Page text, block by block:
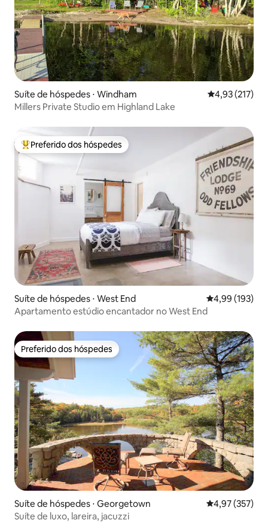
Suíte de hóspedes ⋅ Windham 4,93 de uma
4,93 (217)
Millers Private Studio em Highland Lake
Entre os melhores preferidos dos hóspedes
Preferido dos hóspedes
Suíte de hóspedes ⋅ West End 4,99 de uma
4,99 (193)
Apartamento estúdio encantador no West End
Preferido dos hóspedes
Preferido dos hóspedes
Suíte de hóspedes ⋅ Georgetown 4,97 de uma
4,97 (357)
Suíte de luxo, lareira, jacuzzi